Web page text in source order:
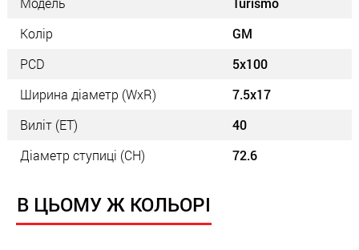
Колір
GM
PCD
5x100
Ширина діаметр (WxR)
7.5x17
Виліт (ET)
40
Діаметр ступиці (СН)
72.6
В ЦЬОМУ Ж КОЛЬОРІ